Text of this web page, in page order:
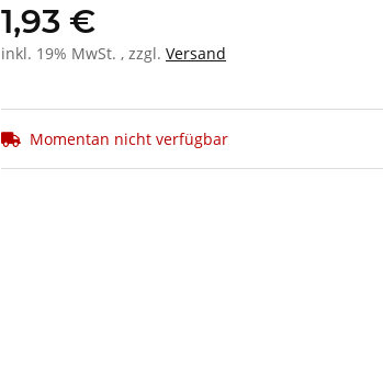
1,93 €
inkl. 19% MwSt. , zzgl. Versand
Momentan nicht verfügbar